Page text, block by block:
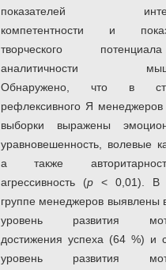
показателей
компетентности и
творческого
аналитичности
Обнаружено, что в
рефлексивного Я менеджеров
выборки выражены
уравновешенность, волевые
а также
агрессивность (р < 0,01). В
группе менеджеров выявлены
уровень развития
достижения успеха (64 %) и
уровень развития